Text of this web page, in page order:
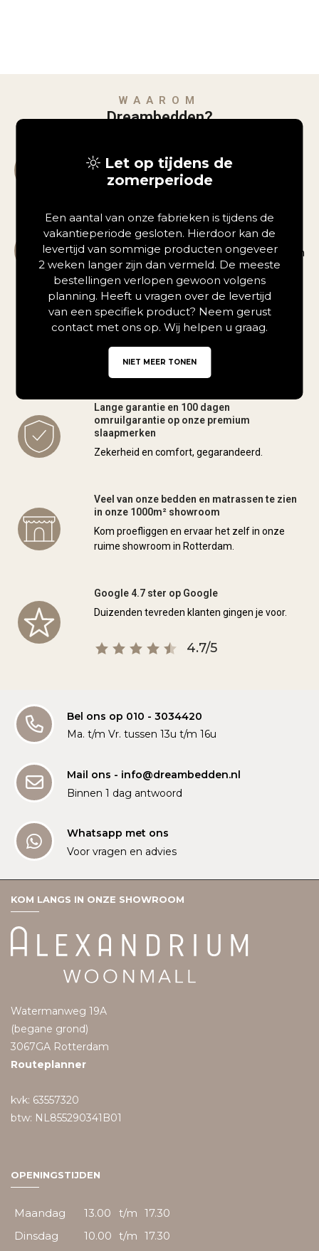
WAAROM
Dreambedden?
Al jaren dé specialist in comfortabel slapen,
met persoonlijk advies en aandacht.
Gespecialiseerd in maatwerk boxsprings en
matrassen
Volledig afgestemd op jouw lichaam en wensen
voor de perfecte nachtrust.
Bezorgen door heel Nederland en België
Wij kunnen eventueel uw nieuwe bed
monteren en/of uw oude bed of matras
meenemen en afvoeren.
Lange garantie en 100 dagen
omruilgarantie op onze premium
slaapmerken
Zekerheid en comfort, gegarandeerd.
Veel van onze bedden en matrassen te zien
in onze 1000m² showroom
Kom proefliggen en ervaar het zelf in onze
ruime showroom in Rotterdam.
Google 4.7 ster op Google
Duizenden tevreden klanten gingen je voor.
4.7/5
Bel ons op 010 - 3034420
Ma. t/m Vr. tussen 13u t/m 16u
Mail ons - info@dreambedden.nl
Binnen 1 dag antwoord
Whatsapp met ons
Voor vragen en advies
KOM LANGS IN ONZE SHOWROOM
Watermanweg 19A
(begane grond)
3067GA Rotterdam
Routeplanner
kvk: 63557320
btw: NL855290341B01
OPENINGSTIJDEN
Maandag 13.00 t/m 17.30
Dinsdag
10.00 t/m 17.30
Let op tijdens de
zomerperiode
Een aantal van onze fabrieken is tijdens de
vakantieperiode gesloten. Hierdoor kan de
levertijd van sommige producten ongeveer
2 weken langer zijn dan vermeld. De meeste
bestellingen verlopen gewoon volgens
planning. Heeft u vragen over de levertijd
van een specifiek product? Neem gerust
contact met ons op. Wij helpen u graag.
NIET MEER TONEN